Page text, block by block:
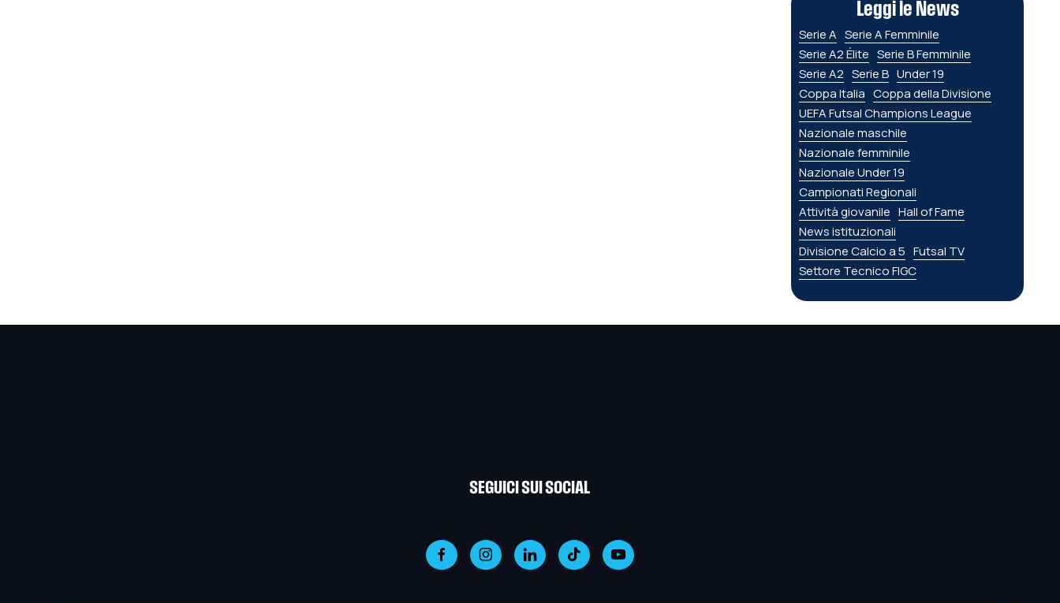
Leggi le News
Serie A Serie A Femminile
Serie A2 Élite Serie B Femminile
Serie A2 Serie B Under 19
Coppa Italia Coppa della Divisione
UEFA Futsal Champions League
Nazionale maschile
Nazionale femminile
Nazionale Under 19
Campionati Regionali
Attività giovanile Hall of Fame
News istituzionali
Divisione Calcio a 5 Futsal TV
Settore Tecnico FIGC
SEGUICI SUI SOCIAL